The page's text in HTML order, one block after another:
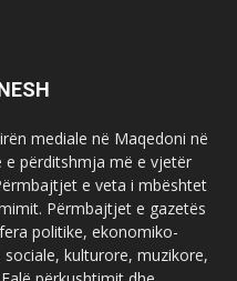
mediale në Maqedoni në
përditshmja më e vjetër
e veta i mbështet
Përmbajtjet e gazetës
politike, ekonomiko-
kulturore, muzikore,